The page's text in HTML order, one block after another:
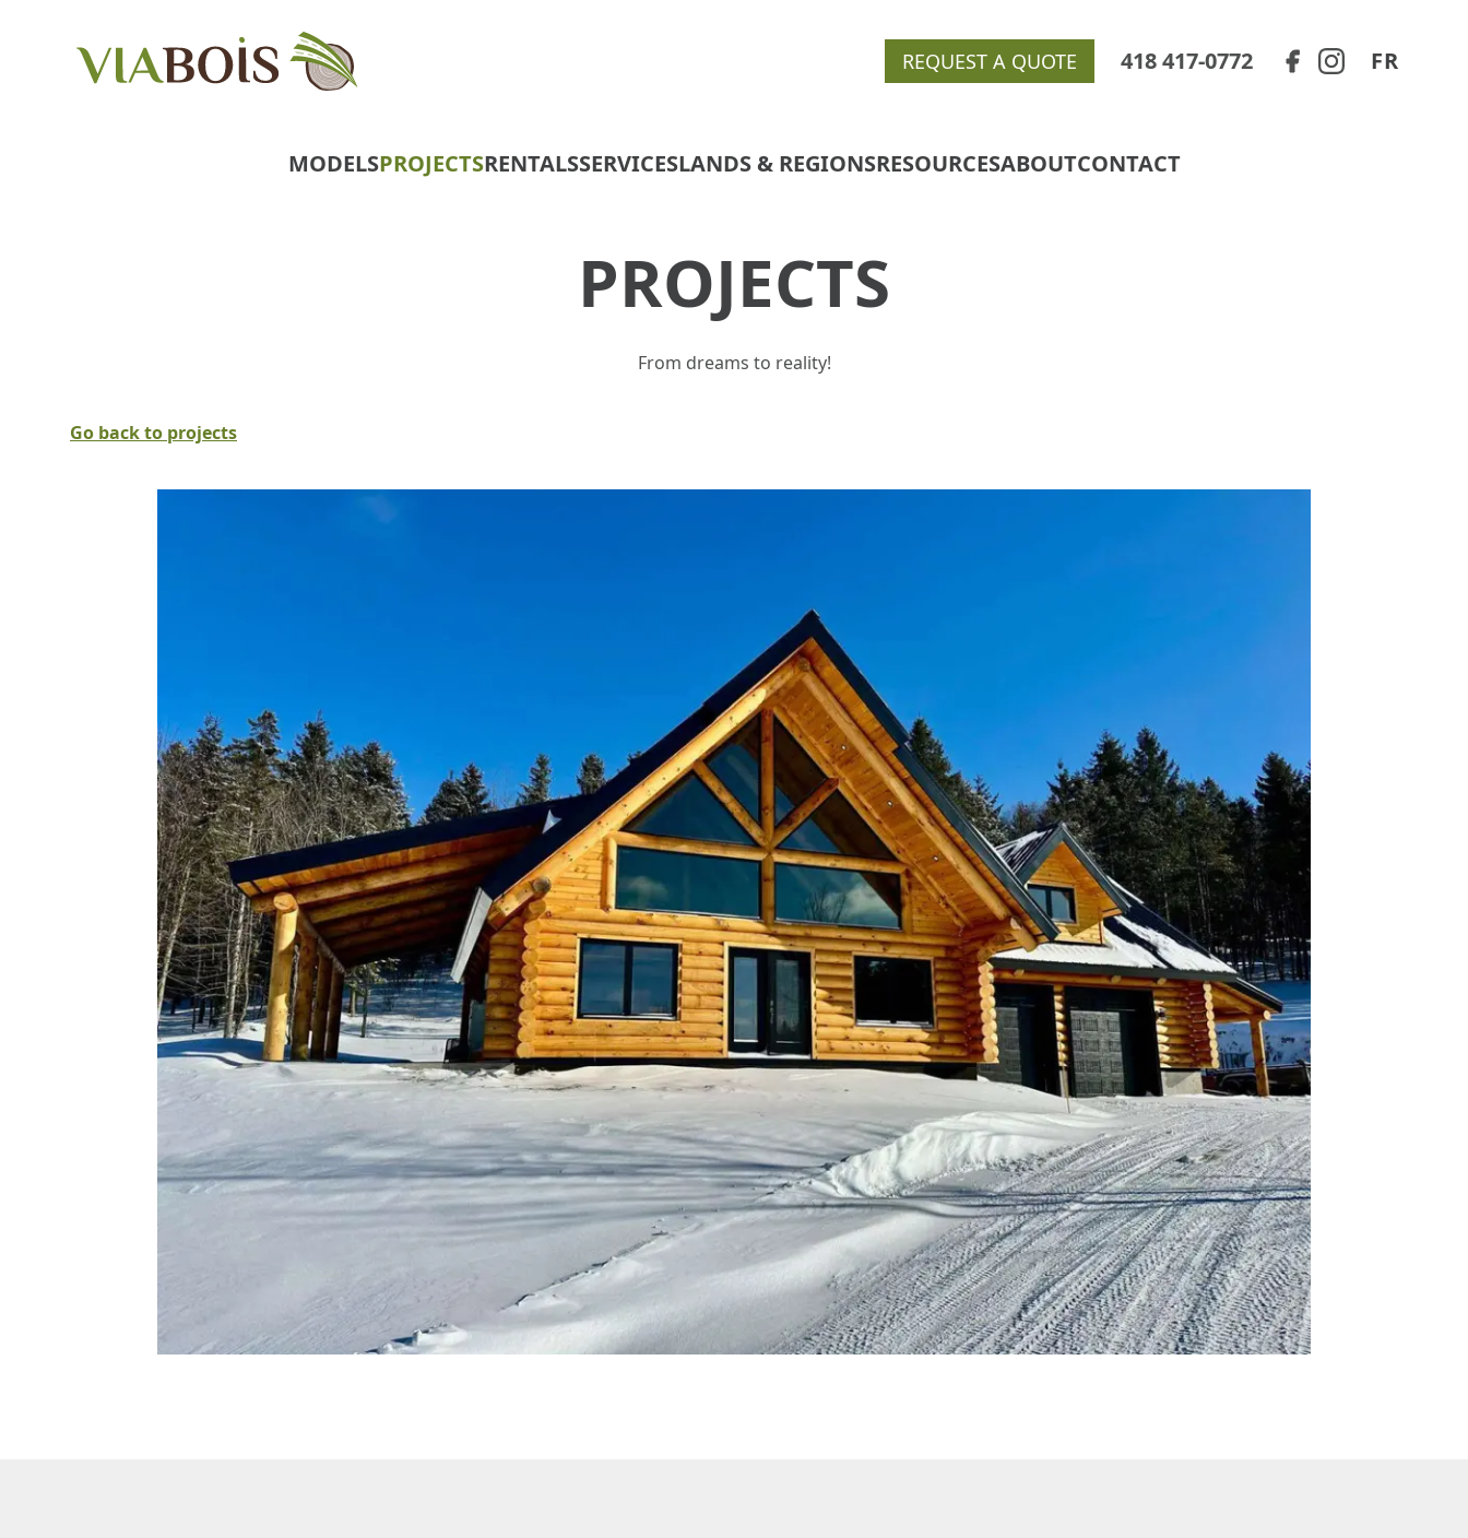
REQUEST A QUOTE 418 417-0772 FR
MODELSPROJECTSRENTALSSERVICESLANDS & REGIONSRESOURCESABOUTCONTACT
PROJECTS
From dreams to reality!
Go back to projects